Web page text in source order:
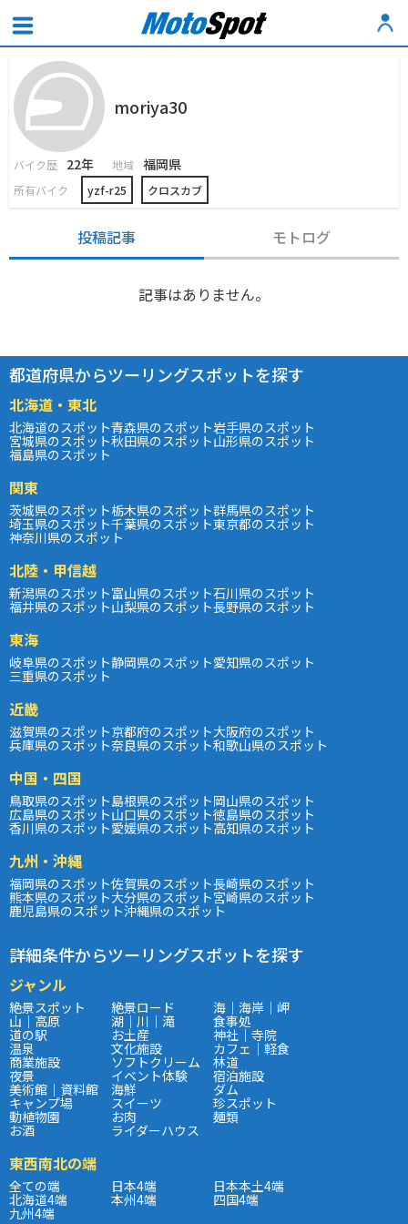
moriya30
バイク歴 22年 地域 福岡県
所有バイク yzf-r25 クロスカブ
投稿記事 モトログ
記事はありません。
都道府県からツーリングスポットを探す
北海道・東北
北海道のスポット青森県のスポット岩手県のスポット
宮城県のスポット秋田県のスポット山形県のスポット
福島県のスポット
関東
茨城県のスポット栃木県のスポット群馬県のスポット
埼玉県のスポット千葉県のスポット東京都のスポット
神奈川県のスポット
北陸・甲信越
新潟県のスポット富山県のスポット石川県のスポット
福井県のスポット山梨県のスポット長野県のスポット
東海
岐阜県のスポット静岡県のスポット愛知県のスポット
三重県のスポット
近畿
滋賀県のスポット京都府のスポット大阪府のスポット
兵庫県のスポット奈良県のスポット和歌山県のスポット
中国・四国
鳥取県のスポット島根県のスポット岡山県のスポット
広島県のスポット山口県のスポット徳島県のスポット
香川県のスポット愛媛県のスポット高知県のスポット
九州・沖縄
福岡県のスポット佐賀県のスポット長崎県のスポット
熊本県のスポット大分県のスポット宮崎県のスポット
鹿児島県のスポット沖縄県のスポット
詳細条件からツーリングスポットを探す
ジャンル
絶景スポット 絶景ロード 海｜海岸｜岬
山｜高原 湖｜川｜滝 食事処
道の駅 お土産 神社｜寺院
温泉 文化施設 カフェ｜軽食
商業施設 ソフトクリーム 林道
夜景 イベント体験 宿泊施設
美術館｜資料館 海鮮 ダム
キャンプ場 スイーツ 珍スポット
動植物園 お肉 麺類
お酒 ライダーハウス
東西南北の端
全ての端 日本4端 日本本土4端
北海道4端 本州4端 四国4端
九州4端